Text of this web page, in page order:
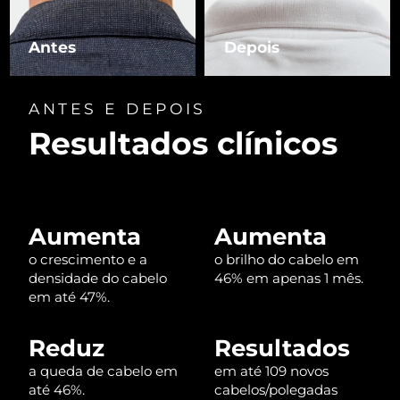
Antes Depois
ANTES E DEPOIS
Resultados clínicos
Aumenta
o crescimento e a
densidade do cabelo
em até 47%.
Aumenta
o brilho do cabelo em
46% em apenas 1 mês.
Reduz
a queda de cabelo em
até 46%.
Resultados
em até 109 novos
cabelos/polegadas
Luxemburgo Entrega prevista
Macau, RAE da
China
Entrega prevista
Malásia
Mônaco Entrega prevista11/08/2026
Países Baixos Entrega prevista10/08/2026
Noruega Entrega prevista10/08/2026